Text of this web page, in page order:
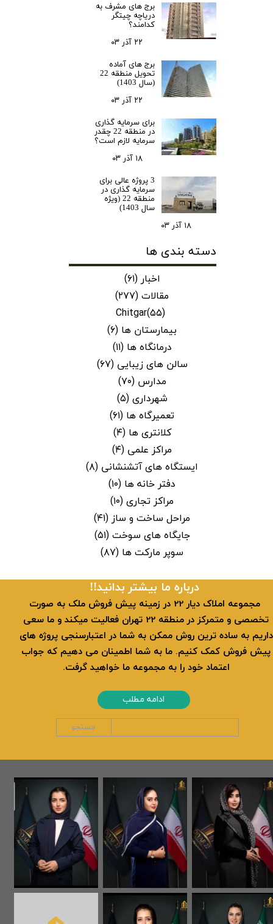
برج های مشرف به
دریاچه چیتگر
کدامند؟
۲۲ آذر ۰۳
برج های آماده
تحویل منطقه 22
(سال 1403)
۲۲ آذر ۰۳
برای سرمایه‌ گذاری
در منطقه 22 چقدر
سرمایه لازم است؟
۱۸ آذر ۰۳
3 پروژه عالی برای
سرمایه گذاری در
منطقه 22 (ویژه
سال 1403)
۱۸ آذر ۰۳
دسته بندی ها
اخبار(۶۱)
مقالات(۲۷۷)
Chitgar(۵۵)
بیمارستان ها (۶)
درمانگاه ها (۱۱)
سالن های زیبایی (۶۷)
مدارس (۷۰)
شهرداری(۵)
تعمیرگاه ها (۶۱)
کلانتری ها (۴)
مراکز علمی (۴)
ایستگاه های آتشنشانی (۸)
دفتر خانه ها (۱۰)
مراکز تجاری(۱۰)
مراحل ساخت و ساز(۴۱)
جایگاه های سوخت(۵۱)
سوپر مارکت ها (۸۷)
​​درباره ما بیشتر بدانید!!
​ مجموعه املاک دیار 22 در زمینه پیش فروش ملک به صورت
تخصصی و متمرکز در منطقه 22 تهران فعالیت میکند و ما سعی
داریم به ساده ترین روش ممکن به شما در اعتبارسنجی پروژه های
پیش فروش کمک کنیم. ما به شما اطمینان می دهیم که جواب
اعتماد خود را به مجموعه ما خواهید گرفت.
ادامه مطلب
جستجو